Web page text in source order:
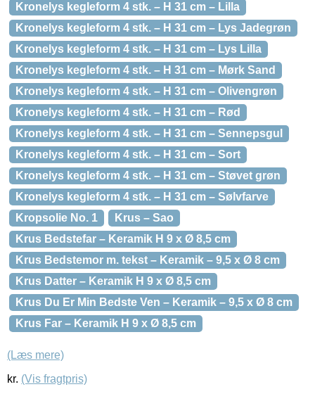
Kronelys kegleform 4 stk. – H 31 cm – Lilla
Kronelys kegleform 4 stk. – H 31 cm – Lys Jadegrøn
Kronelys kegleform 4 stk. – H 31 cm – Lys Lilla
Kronelys kegleform 4 stk. – H 31 cm – Mørk Sand
Kronelys kegleform 4 stk. – H 31 cm – Olivengrøn
Kronelys kegleform 4 stk. – H 31 cm – Rød
Kronelys kegleform 4 stk. – H 31 cm – Sennepsgul
Kronelys kegleform 4 stk. – H 31 cm – Sort
Kronelys kegleform 4 stk. – H 31 cm – Støvet grøn
Kronelys kegleform 4 stk. – H 31 cm – Sølvfarve
Kropsolie No. 1
Krus – Sao
Krus Bedstefar – Keramik H 9 x Ø 8,5 cm
Krus Bedstemor m. tekst – Keramik – 9,5 x Ø 8 cm
Krus Datter – Keramik H 9 x Ø 8,5 cm
Krus Du Er Min Bedste Ven – Keramik – 9,5 x Ø 8 cm
Krus Far – Keramik H 9 x Ø 8,5 cm
(Læs mere)
kr. (Vis fragtpris)